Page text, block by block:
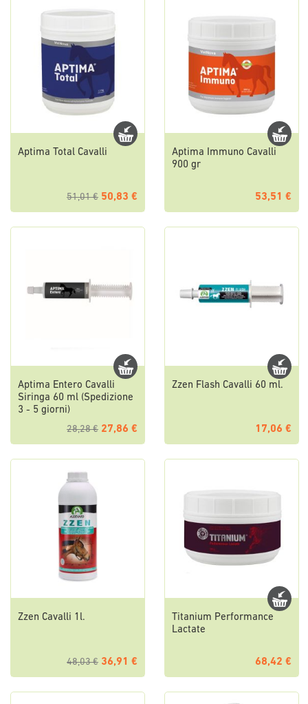
Aptima Total Cavalli
51,01 € 50,83 €
Aptima Immuno Cavalli
900 gr
53,51 €
Aptima Entero Cavalli
Siringa 60 ml (Spedizione
3 - 5 giorni)
28,28 € 27,86 €
Zzen Flash Cavalli 60 ml.
17,06 €
Zzen Cavalli 1l.
48,03 € 36,91 €
Titanium Performance
Lactate
68,42 €